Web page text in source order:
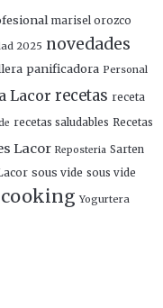
marisel orozco
2025 novedades
panificadora Personal
Lacor recetas receta
recetas saludables Recetas
Lacor Reposteria Sarten
sous vide sous vide
cooking Yogurtera